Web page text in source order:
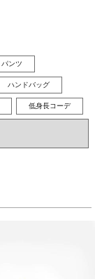
パンツ
ハンドバッグ
低身長コーデ